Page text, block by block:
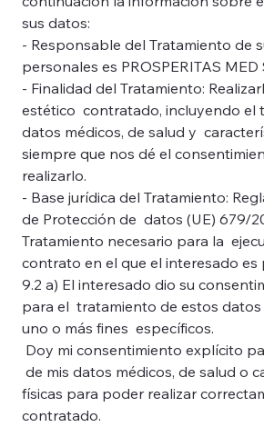
sus datos:
- Responsable del Tratamiento de
personales es PROSPERITAS MED
- Finalidad del Tratamiento:
estético  contratado, incluyendo el
datos médicos, de salud y
siempre que nos dé el
realizarlo.
- Base jurídica del Tratamiento:
de Protección de  datos (UE) 679/
Tratamiento necesario para la
contrato en el que el interesado es
9.2 a) El interesado dio su
para el  tratamiento de estos
uno o más fines  específicos.
Doy mi consentimiento explícito
de mis datos médicos, de salud o
físicas para poder realizar
contratado.